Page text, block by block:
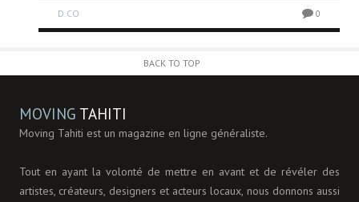
D.CO 0
BACK TO TOP
MOVING TAHITI
Moving Tahiti est un magazine en ligne généraliste.
Tout en ayant la volonté de mettre en avant et de révéler des
artistes, créateurs, designers et acteurs locaux, nous donnons aussi